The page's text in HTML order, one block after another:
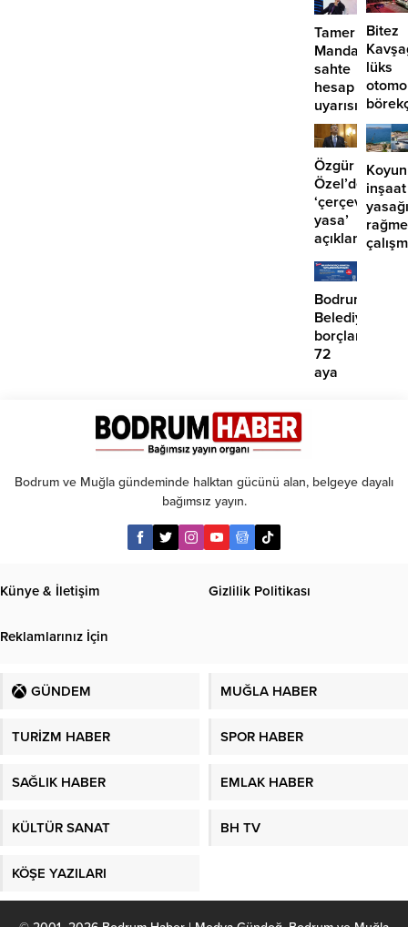
Tamer
sahte
hesap
uyarısı
Bitez
lüks
girdi:
2
Özgür
Özel’den
‘çerçeve
yasa’
açıklaması:
atma
çabamız
yok’
inşaat
Bodrum
borçlara
72
aya
Bodrum ve Muğla gündeminde halktan gücünü alan, belgeye dayalı
bağımsız yayın.
Künye & İletişim Gizlilik Politikası
Reklamlarınız İçin
GÜNDEM MUĞLA HABER
TURİZM HABER SPOR HABER
SAĞLIK HABER EMLAK HABER
KÜLTÜR SANAT BH TV
KÖŞE YAZILARI